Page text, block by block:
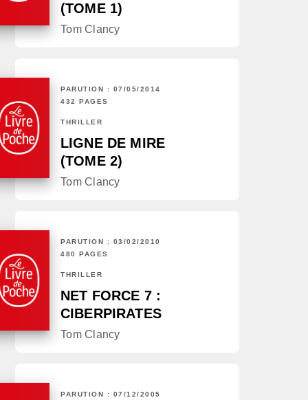
(TOME 1)
Tom Clancy
PARUTION : 07/05/2014
432 PAGES
THRILLER
LIGNE DE MIRE
(TOME 2)
Tom Clancy
PARUTION : 03/02/2010
480 PAGES
THRILLER
NET FORCE 7 :
CIBERPIRATES
Tom Clancy
PARUTION : 07/12/2005